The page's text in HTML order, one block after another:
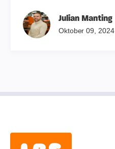
Julian Manting
Oktober 09, 2024